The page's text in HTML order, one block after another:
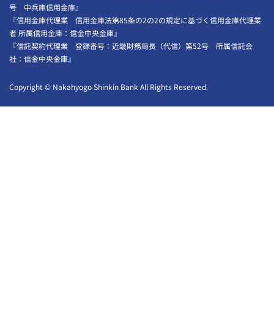
号 中兵庫信用金庫』
『信用金庫代理業 信用金庫法第85条の2の2の規定に基づく信用金庫代理業
者 所属信用金庫：信金中央金庫』
『信託契約代理業 登録番号：近畿財務局長（代信）第52号 所属信託会
社：信金中央金庫』
Copyright © Nakahyogo Shinkin Bank All Rights Reserved.